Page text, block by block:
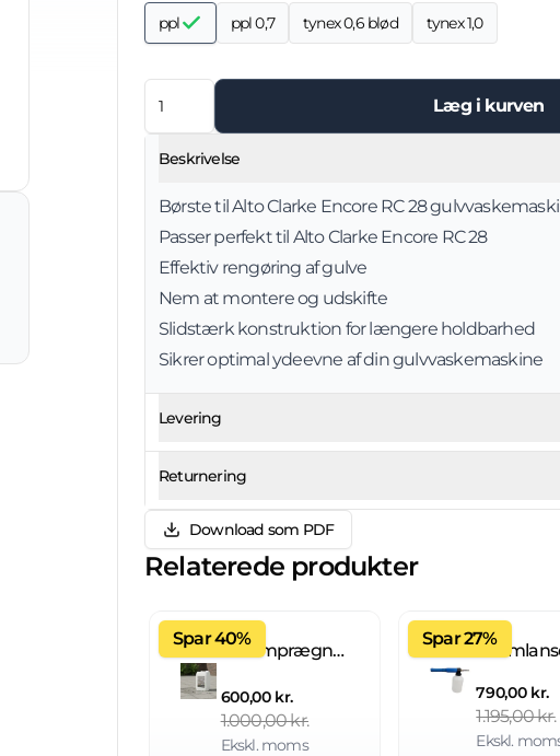
ppl ppl 0,7 tynex 0,6 blød tynex 1,0
Læg i kurven
Beskrivelse
Børste til Alto Clarke Encore RC 28
Passer perfekt til Alto Clarke Encore RC 28
Effektiv rengøring af gulve
Nem at montere og udskifte
Slidstærk konstruktion for længere holdbarhed
Sikrer optimal ydeevne af din gulvvaskemaskine
Levering
Returnering
Download som PDF
Relaterede produkter
Spar 40%
Fliseimprægnering IC 20 L brugsklar
600,00 kr.
1.000,00 kr.
Ekskl. moms
Spar 27%
790,00 kr.
1.195,00 kr.
Ekskl.